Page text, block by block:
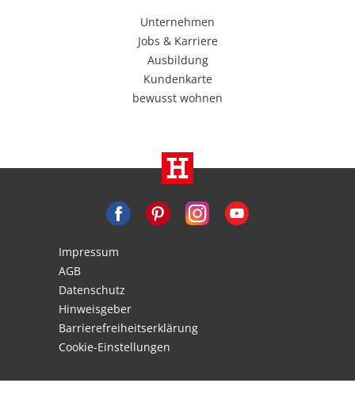
Unternehmen
Jobs & Karriere
Ausbildung
Kundenkarte
bewusst wohnen
Impressum
AGB
Datenschutz
Hinweisgeber
Barrierefreiheitserklärung
Cookie-Einstellungen